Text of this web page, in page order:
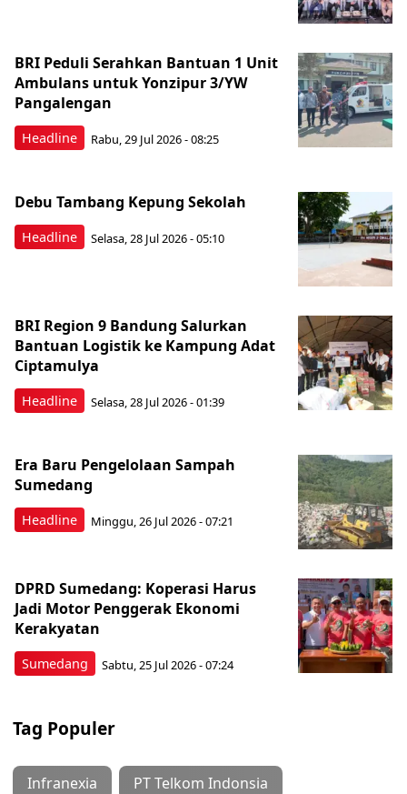
Headline
BRI Peduli Serahkan Bantuan 1 Unit
Ambulans untuk Yonzipur 3/YW
Pangalengan
Rabu, 29 Jul 2026 - 08:25
Headline
Debu Tambang Kepung Sekolah
Selasa, 28 Jul 2026 - 05:10
Headline
BRI Region 9 Bandung Salurkan
Bantuan Logistik ke Kampung Adat
Ciptamulya
Selasa, 28 Jul 2026 - 01:39
Headline
Era Baru Pengelolaan Sampah
Sumedang
Minggu, 26 Jul 2026 - 07:21
Sumedang
DPRD Sumedang: Koperasi Harus
Jadi Motor Penggerak Ekonomi
Kerakyatan
Sabtu, 25 Jul 2026 - 07:24
Tag Populer
Infranexia PT Telkom Indonsia